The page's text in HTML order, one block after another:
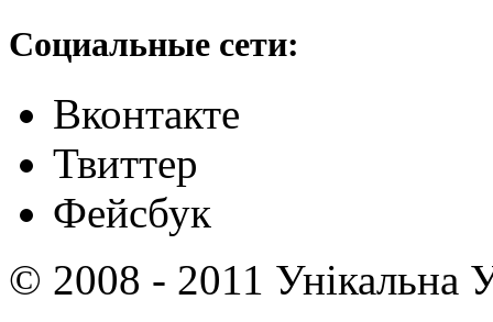
Социальные сети:
Вконтакте
Твиттер
Фейсбук
© 2008 - 2011 Унікальна